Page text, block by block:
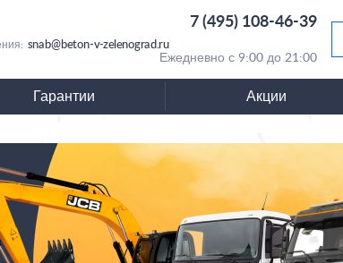
7 (495) 108-46-39
snab@beton-v-zelenograd.ru
Ежедневно с 9:00 до 21:00
Гарантии Акции